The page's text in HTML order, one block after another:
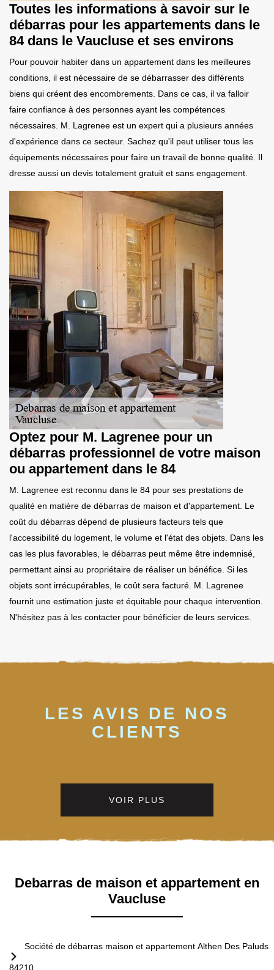
Toutes les informations à savoir sur le
débarras pour les appartements dans le
84 dans le Vaucluse et ses environs
Pour pouvoir habiter dans un appartement dans les meilleures
conditions, il est nécessaire de se débarrasser des différents
biens qui créent des encombrements. Dans ce cas, il va falloir
faire confiance à des personnes ayant les compétences
nécessaires. M. Lagrenee est un expert qui a plusieurs années
d'expérience dans ce secteur. Sachez qu'il peut utiliser tous les
équipements nécessaires pour faire un travail de bonne qualité. Il
dresse aussi un devis totalement gratuit et sans engagement.
Optez pour M. Lagrenee pour un
débarras professionnel de votre maison
ou appartement dans le 84
M. Lagrenee est reconnu dans le 84 pour ses prestations de
qualité en matière de débarras de maison et d'appartement. Le
coût du débarras dépend de plusieurs facteurs tels que
l'accessibilité du logement, le volume et l'état des objets. Dans les
cas les plus favorables, le débarras peut même être indemnisé,
permettant ainsi au propriétaire de réaliser un bénéfice. Si les
objets sont irrécupérables, le coût sera facturé. M. Lagrenee
fournit une estimation juste et équitable pour chaque intervention.
N'hésitez pas à les contacter pour bénéficier de leurs services.
LES AVIS DE NOS
CLIENTS
VOIR PLUS
Debarras de maison et appartement en
Vaucluse
Société de débarras maison et appartement Althen Des Paluds
84210